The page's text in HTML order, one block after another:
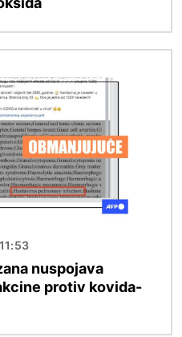
nuspojava
protiv kovida-